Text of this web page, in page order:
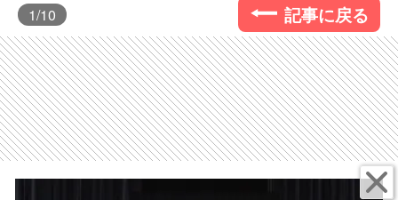
1/10 記事に戻る